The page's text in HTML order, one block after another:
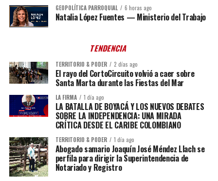
GEOPOLÍTICA PARROQUIAL 6 horas ago
Natalia López Fuentes — Ministerio del Trabajo
TENDENCIA
TERRITORIO & PODER 2 días ago
El rayo del CortoCircuito volvió a caer sobre
Santa Marta durante las Fiestas del Mar
LA FIRMA 1 día ago
LA BATALLA DE BOYACÁ Y LOS NUEVOS DEBATES
SOBRE LA INDEPENDENCIA: UNA MIRADA
CRÍTICA DESDE EL CARIBE COLOMBIANO
TERRITORIO & PODER 1 día ago
Abogado samario Joaquín José Méndez Llach se
perfila para dirigir la Superintendencia de
Notariado y Registro